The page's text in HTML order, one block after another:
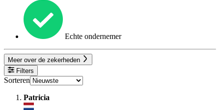
Echte ondernemer
Meer over de zekerheden
Filters
Sorteren
Patricia